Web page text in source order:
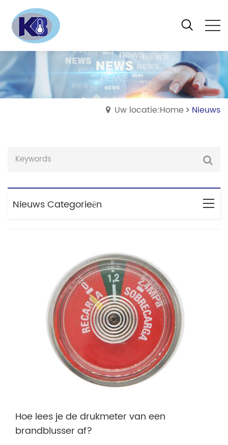
Uw locatie:Home Nieuws
Nieuws Categorieën
Hoe lees je de drukmeter van een
brandblusser af?